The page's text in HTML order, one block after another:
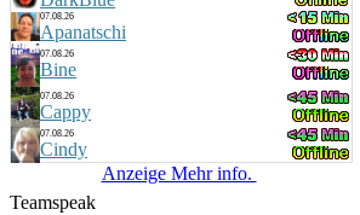
07.08.26
Apanatschi
07.08.26
Bine
07.08.26
Cappy
07.08.26
Cindy
Anzeige Mehr info.
Teamspeak